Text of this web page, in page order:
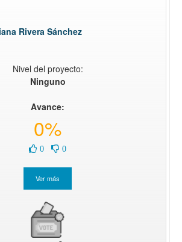
Rivera Sánchez
Nivel del proyecto:
Ninguno
Avance:
0%
0 0